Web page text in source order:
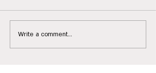
Write a comment...